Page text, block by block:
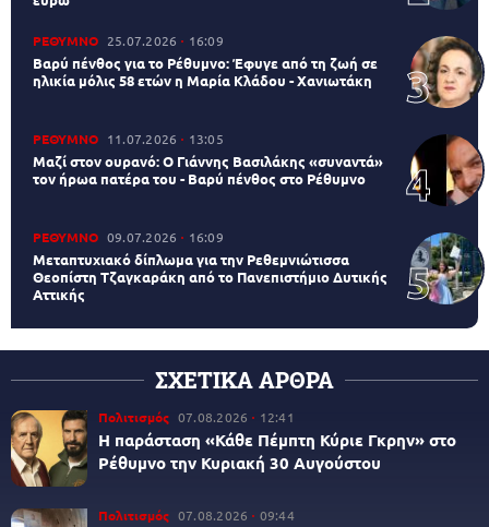
ΡΕΘΥΜΝΟ 25.07.2026 16:09
Βαρύ πένθος για το Ρέθυμνο: Έφυγε από τη ζωή σε
ηλικία μόλις 58 ετών η Μαρία Κλάδου - Χανιωτάκη
ΡΕΘΥΜΝΟ 11.07.2026 13:05
Μαζί στον ουρανό: Ο Γιάννης Βασιλάκης «συναντά»
τον ήρωα πατέρα του - Βαρύ πένθος στο Ρέθυμνο
ΡΕΘΥΜΝΟ 09.07.2026 16:09
Μεταπτυχιακό δίπλωμα για την Ρεθεμνιώτισσα
Θεοπίστη Τζαγκαράκη από το Πανεπιστήμιο Δυτικής
Αττικής
ΣΧΕΤΙΚΑ ΑΡΘΡΑ
Πολιτισμός 07.08.2026 12:41
Η παράσταση «Κάθε Πέμπτη Κύριε Γκρην» στο
Ρέθυμνο την Κυριακή 30 Αυγούστου
Πολιτισμός 07.08.2026 09:44